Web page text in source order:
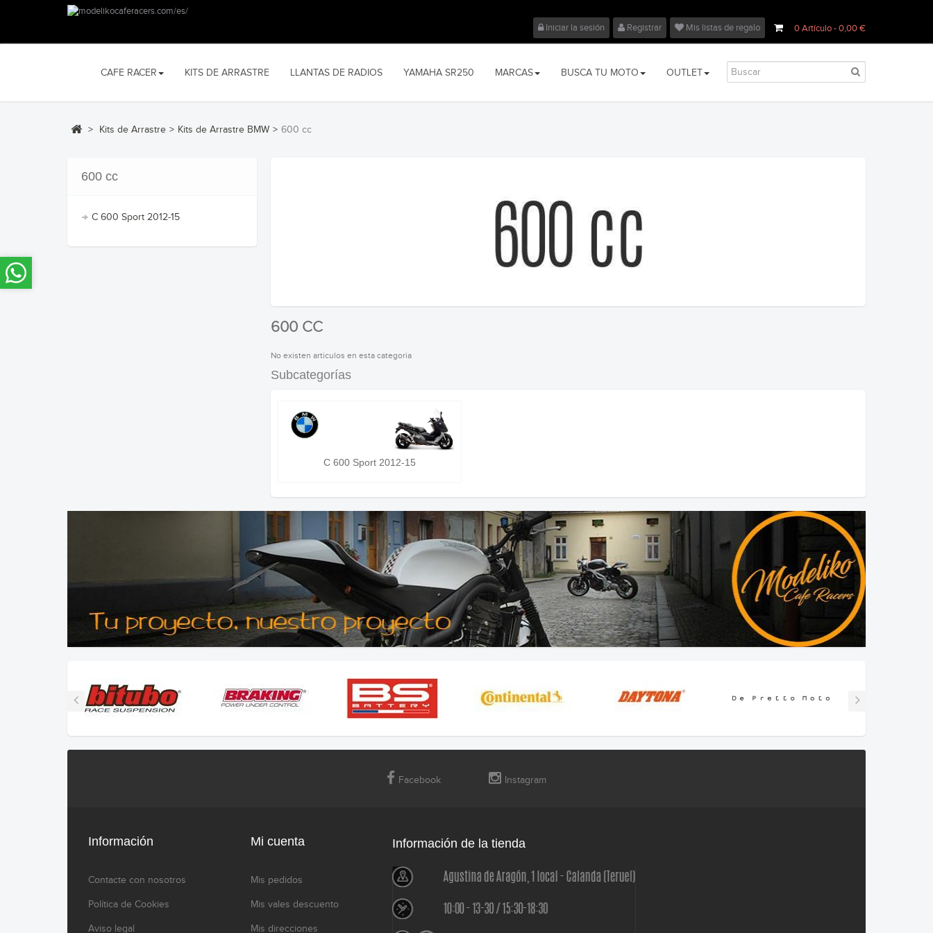
0Artículo- 0,00 €
Iniciar la sesión Registrar Mis listas de regalo
CAFE RACER KITS DE ARRASTRE LLANTAS DE RADIOS YAMAHA SR250 MARCAS BUSCA TU MOTO OUTLET
> Kits de Arrastre > Kits de Arrastre BMW > 600 cc
600 cc
C 600 Sport 2012-15
600 CC
No existen articulos en esta categoria
Subcategorías
C 600 Sport 2012-15
Facebook Instagram
Información
Contacte con nosotros
Política de Cookies
Aviso legal
Mi cuenta
Mis pedidos
Mis vales descuento
Mis direcciones
Información de la tienda